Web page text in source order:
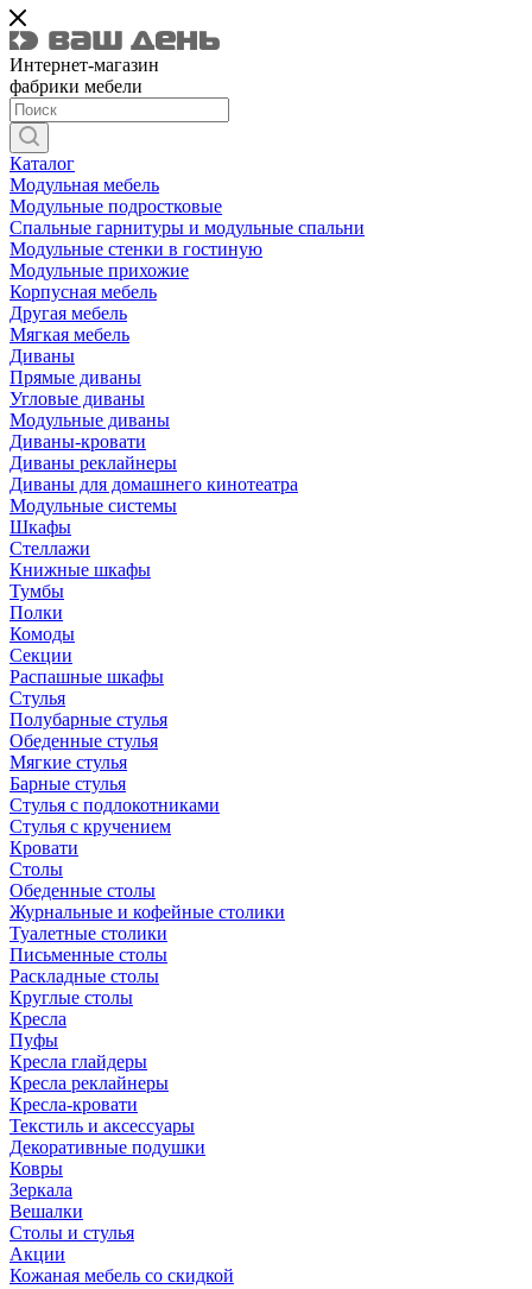
Интернет-магазин
фабрики мебели
Каталог
Модульная мебель
Модульные подростковые
Спальные гарнитуры и модульные спальни
Модульные стенки в гостиную
Модульные прихожие
Корпусная мебель
Другая мебель
Мягкая мебель
Диваны
Прямые диваны
Угловые диваны
Модульные диваны
Диваны-кровати
Диваны реклайнеры
Диваны для домашнего кинотеатра
Модульные системы
Шкафы
Стеллажи
Книжные шкафы
Тумбы
Полки
Комоды
Секции
Распашные шкафы
Стулья
Полубарные стулья
Обеденные стулья
Мягкие стулья
Барные стулья
Стулья с подлокотниками
Стулья с кручением
Кровати
Столы
Обеденные столы
Журнальные и кофейные столики
Туалетные столики
Письменные столы
Раскладные столы
Круглые столы
Кресла
Пуфы
Кресла глайдеры
Кресла реклайнеры
Кресла-кровати
Текстиль и аксессуары
Декоративные подушки
Ковры
Зеркала
Вешалки
Столы и стулья
Акции
Кожаная мебель со скидкой